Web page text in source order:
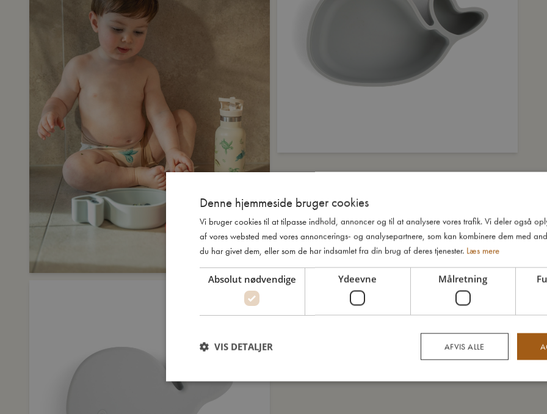
Denne hjemmeside bruger cookies
Vi bruger cookies til at tilpasse indhold, annoncer og til at analysere vores trafik. Vi deler også
af vores websted med vores annoncerings- og analysepartnere, som kan kombinere dem med
du har givet dem, eller som de har indsamlet fra din brug af deres tjenester. Læs mere
Absolut nødvendige Ydeevne Målretning
AFVIS ALLE
VIS DETALJER